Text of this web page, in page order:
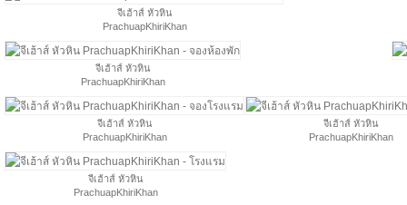
จีเฮ้าส์ หัวหิน
PrachuapKhiriKhan
จีเฮ้าส์ หัวหิน
PrachuapKhiriKhan
จีเฮ้าส์ หัวหิน
PrachuapKhiriKhan
จีเฮ้าส์ หัวหิน
PrachuapKhiriKhan
จีเฮ้าส์ หัวหิน
PrachuapKhiriKhan